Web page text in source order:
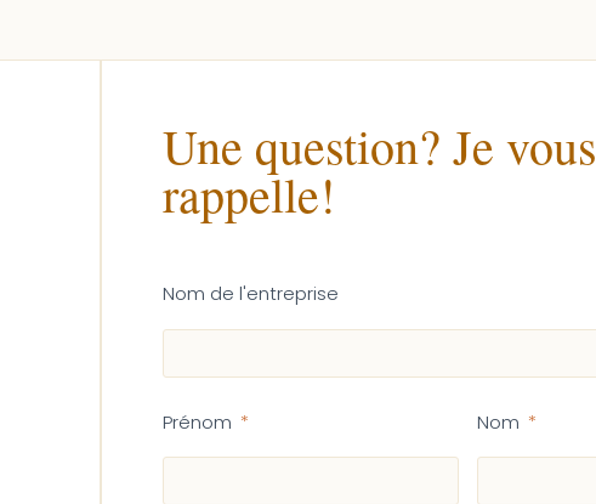
Une question? Je vous
rappelle!
Nom de l'entreprise
Prénom Nom